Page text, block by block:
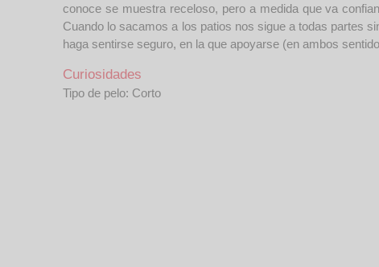
conoce se muestra receloso, pero a medida que va
Cuando lo sacamos a los patios nos sigue a todas partes
haga sentirse seguro, en la que apoyarse (en ambos
Curiosidades
Tipo de pelo: Corto